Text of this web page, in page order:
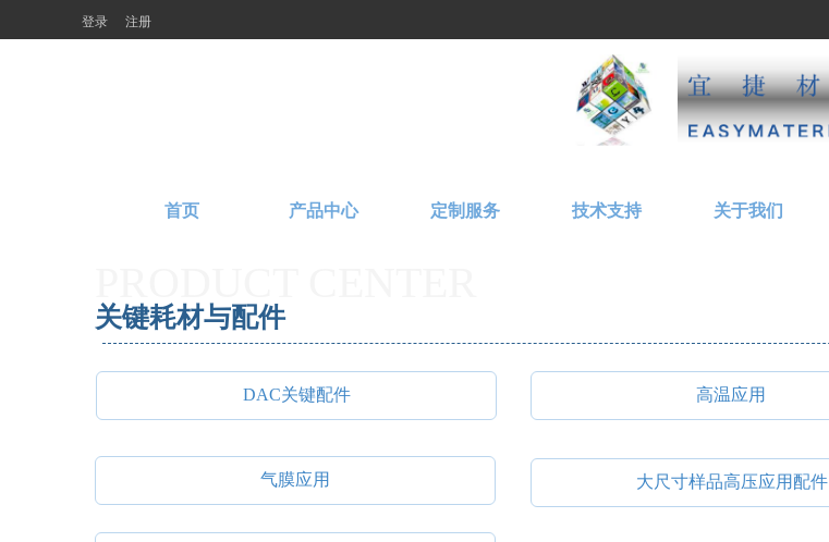
登录 注册
首页 产品中心 定制服务 技术支持 关于我们
关键耗材与配件
DAC关键配件 高温应用
气膜应用 大尺寸样品高压应用配件